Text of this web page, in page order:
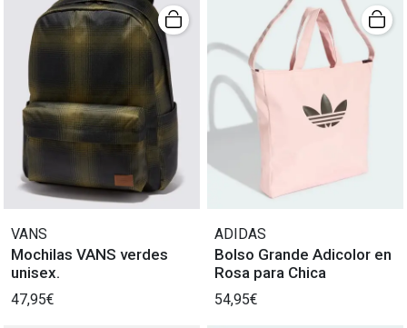
VANS
Mochilas VANS verdes
unisex.
47,95€
ADIDAS
Bolso Grande Adicolor en
Rosa para Chica
54,95€